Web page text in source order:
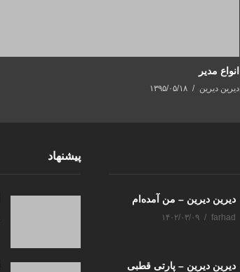
انواع مدیر
دیرین دیرین ۱۳۹۵/۰۵/۱۸
دیرین دیرین – من آمده‌ام
farhad ۱۴۰۲/۰۳/۰۹
دیرین دیرین – پارتی قطبی
پیشنهاد